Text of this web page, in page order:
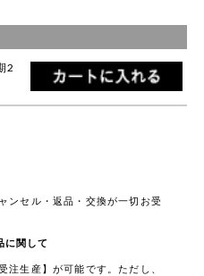
2
ンセル・返品・交換が一切お受
に関して
注生産】が可能です。ただし、